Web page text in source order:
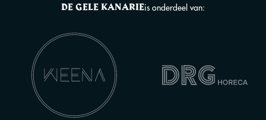
DE GELE KANARIEis onderdeel van: